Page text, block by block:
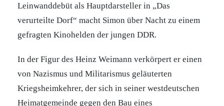
Leinwanddebüt als Hauptdarsteller in „Das
verurteilte Dorf“ macht Simon über Nacht zu einem
gefragten Kinohelden der jungen DDR.
In der Figur des Heinz Weimann verkörpert er einen
von Nazismus und Militarismus geläuterten
Kriegsheimkehrer, der sich in seiner westdeutschen
Heimatgemeinde gegen den Bau eines